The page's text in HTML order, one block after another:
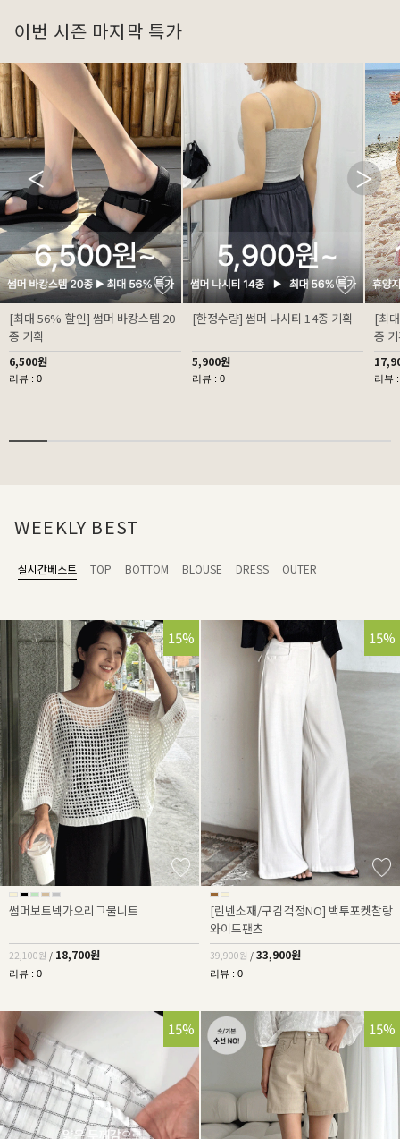
이번 시즌 마지막 특가
[최대 56% 할인] 썸머 바캉스템 20
종 기획
6,500원
리뷰 : 0
[한정수량] 썸머 나시티 14종 기획
5,900원
리뷰 : 0
[최
종
리뷰
WEEKLY BEST
실시간베스트 TOP BOTTOM BLOUSE DRESS OUTER
15%
썸머보트넥가오리그물니트
22,100원 / 18,700원
리뷰 : 0
15%
[린넨소재/구김걱정NO] 백투포켓찰랑
와이드팬츠
39,900원 / 33,900원
리뷰 : 0
15% 15%